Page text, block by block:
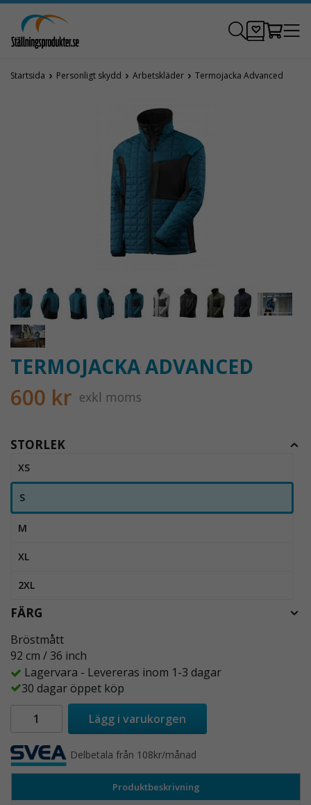
Startsida Personligt skydd Arbetskläder Termojacka Advanced
TERMOJACKA ADVANCED
600 kr exkl moms
STORLEK
XS
S
M
XL
2XL
FÄRG
Bröstmått
92 cm / 36 inch
Lagervara - Levereras inom 1-3 dagar
30 dagar öppet köp
Lägg i varukorgen
Delbetala från 108kr/månad
Produktbeskrivning